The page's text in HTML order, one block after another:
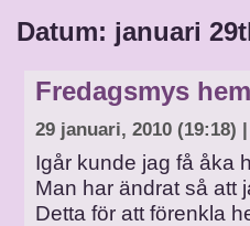
Datum: januari
Fredagsmys
29 januari, 2010 (19:18) |
Igår kunde jag få åka
Man har ändrat så att
Detta för att förenkla